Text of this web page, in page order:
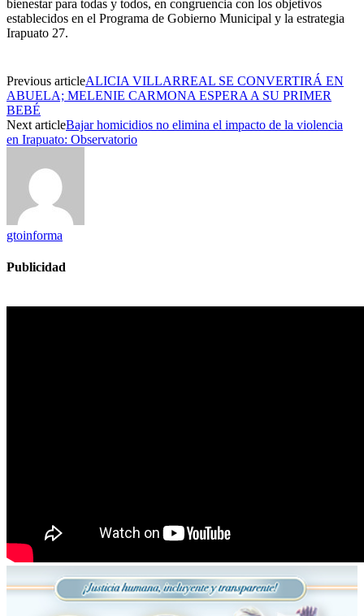
bienestar para todas y todos, en congruencia con los objetivos
establecidos en el Programa de Gobierno Municipal y la estrategia
Irapuato 27.
Previous articleALICIA VILLARREAL SE CONVERTIRÁ EN
ABUELA; MELENIE CARMONA ESPERA A SU PRIMER
BEBÉ
Next articleBajar homicidios no elimina el impacto de la violencia
en Irapuato: Observatorio
gtoinforma
Publicidad